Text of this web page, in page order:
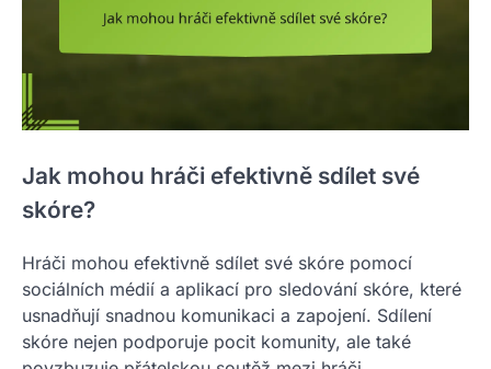
Jak mohou hráči efektivně sdílet své
skóre?
Hráči mohou efektivně sdílet své skóre pomocí
sociálních médií a aplikací pro sledování skóre, které
usnadňují snadnou komunikaci a zapojení. Sdílení
skóre nejen podporuje pocit komunity, ale také